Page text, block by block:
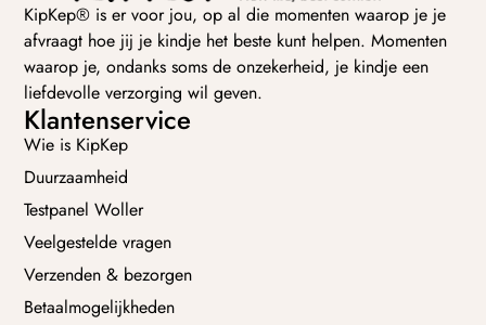
KipKep® is er voor jou, op al die momenten waarop je je
afvraagt hoe jij je kindje het beste kunt helpen. Momenten
waarop je, ondanks soms de onzekerheid, je kindje een
liefdevolle verzorging wil geven.
Klantenservice
Wie is KipKep
Duurzaamheid
Testpanel Woller
Veelgestelde vragen
Verzenden & bezorgen
Betaalmogelijkheden